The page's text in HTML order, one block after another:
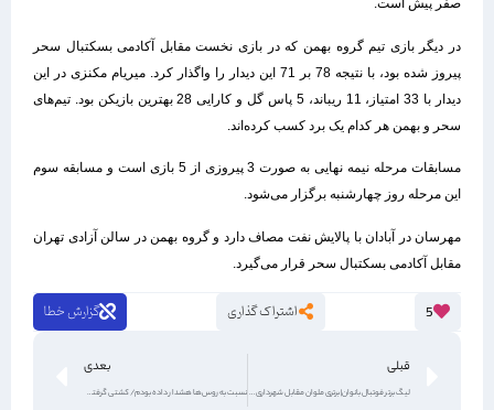
صفر پیش است.
در دیگر بازی تیم گروه بهمن که در بازی نخست مقابل آکادمی بسکتبال سحر
پیروز شده بود، با نتیجه 78 بر 71 این دیدار را واگذار کرد. میریام مکنزی در این
دیدار با 33 امتیاز، 11 ریباند، 5 پاس گل و کارایی 28 بهترین بازیکن بود. تیم‌های
سحر و بهمن هر کدام یک برد کسب کرده‌اند.
مسابقات مرحله نیمه نهایی به صورت 3 پیروزی از 5 بازی است و مسابقه سوم
این مرحله روز چهارشنبه برگزار می‌شود.
مهرسان در آبادان با پالایش نفت مصاف دارد و گروه بهمن در سالن آزادی تهران
مقابل آکادمی بسکتبال سحر قرار می‌گیرد.
5 اشتراک گذاری گزارش خطا
قبلی
لیگ برتر فوتبال بانوان| برتری ملوان مقابل شهرداری سیرجان و لغو یک بازی
بعدی
نسبت به روس‌ها هشدار داده بودم/ کشتی گرفتن در المپیک شوخی نیست